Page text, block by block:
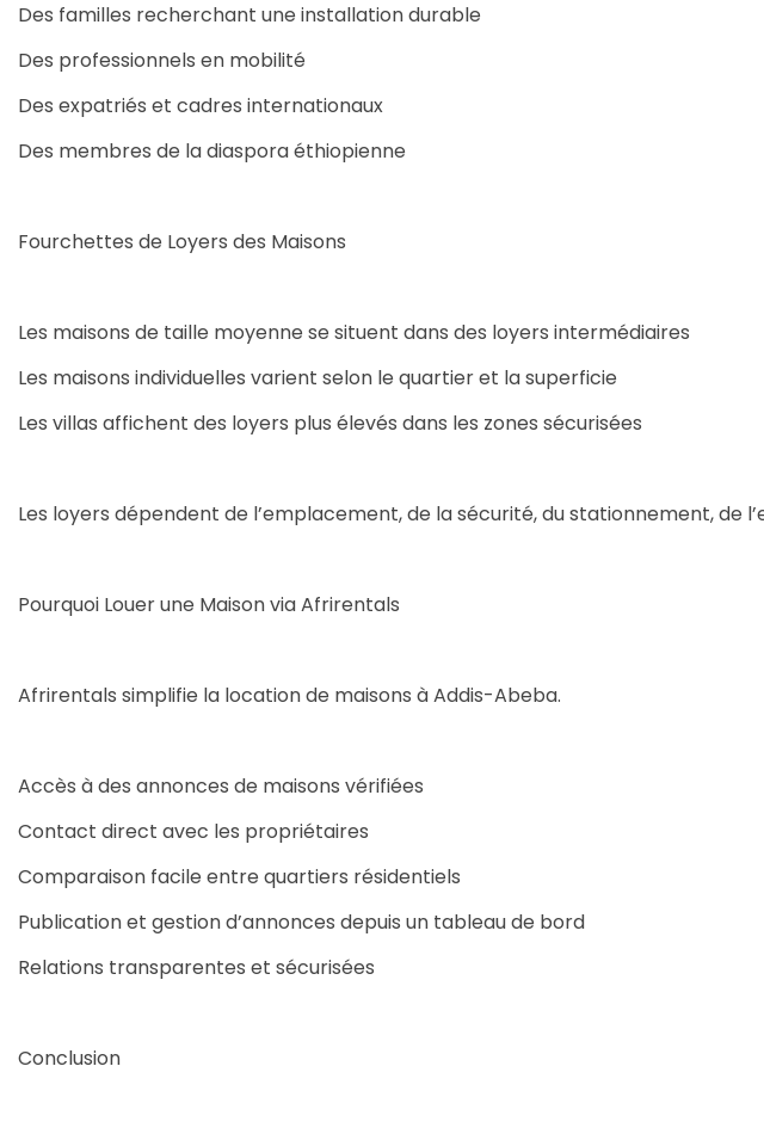
Des familles recherchant une installation durable
Des professionnels en mobilité
Des expatriés et cadres internationaux
Des membres de la diaspora éthiopienne
Fourchettes de Loyers des Maisons
Les maisons de taille moyenne se situent dans des loyers intermédiaires
Les maisons individuelles varient selon le quartier et la superficie
Les villas affichent des loyers plus élevés dans les zones sécurisées
Les loyers dépendent de l’emplacement, de la sécurité, du stationnement, de
Pourquoi Louer une Maison via Afrirentals
Afrirentals simplifie la location de maisons à Addis-Abeba.
Accès à des annonces de maisons vérifiées
Contact direct avec les propriétaires
Comparaison facile entre quartiers résidentiels
Publication et gestion d’annonces depuis un tableau de bord
Relations transparentes et sécurisées
Conclusion